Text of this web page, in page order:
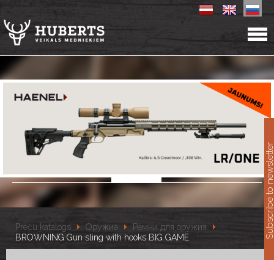
Preču katalogs Оружие
Ремни для оружия
BROWNING Gun sling with hooks BIG GAME
Subscribe